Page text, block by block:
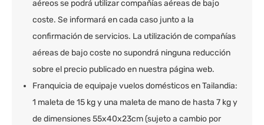
aéreos se podrá utilizar compañías aéreas de bajo
coste. Se informará en cada caso junto a la
confirmación de servicios. La utilización de compañías
aéreas de bajo coste no supondrá ninguna reducción
sobre el precio publicado en nuestra página web.
Franquicia de equipaje vuelos domésticos en Tailandia:
1 maleta de 15 kg y una maleta de mano de hasta 7 kg y
de dimensiones 55x40x23cm (sujeto a cambio por